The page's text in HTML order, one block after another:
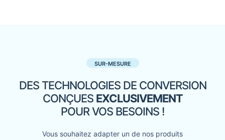
SUR-MESURE
DES TECHNOLOGIES DE CONVERSION
CONÇUES EXCLUSIVEMENT
POUR VOS BESOINS !
Vous souhaitez adapter un de nos produits